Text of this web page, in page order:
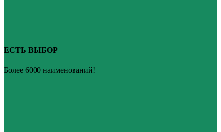
ЕСТЬ ВЫБОР
Более 6000 наименований!